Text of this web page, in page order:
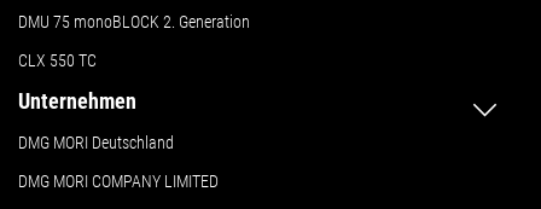
DMU 75 monoBLOCK 2. Generation
CLX 550 TC
Unternehmen
DMG MORI Deutschland
DMG MORI COMPANY LIMITED